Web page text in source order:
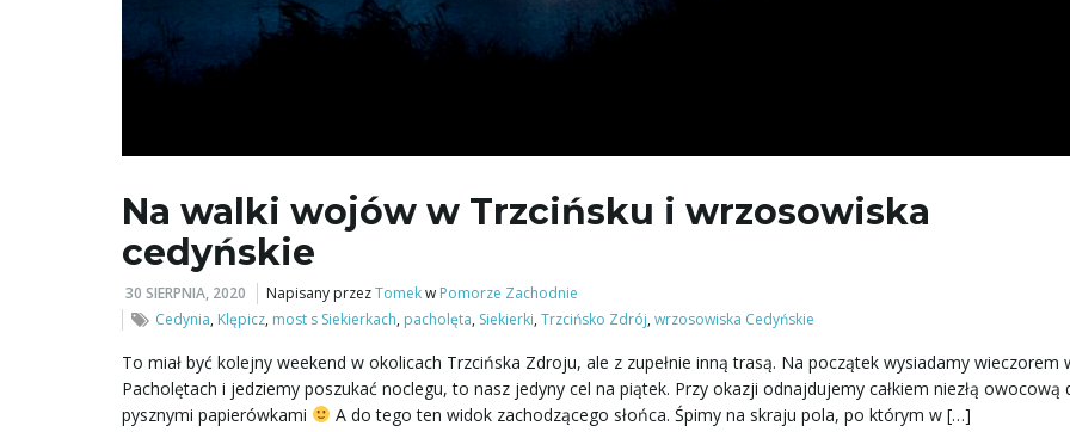
Na walki wojów w Trzcińsku i wrzosowiska
cedyńskie
30 SIERPNIA, 2020 Napisany przezTomekw Pomorze Zachodnie
Cedynia, Klępicz, most s Siekierkach, pacholęta, Siekierki,Trzcińsko Zdrój,wrzosowiska Cedyńskie
To miał być kolejny weekend w okolicach Trzcińska Zdroju, ale z zupełnie inną trasą. Na początek wysiadamy wieczorem
Pacholętach i jedziemy poszukać noclegu, to nasz jedyny cel na piątek. Przy okazji odnajdujemy całkiem niezłą owocową
pysznymi papierówkami
A do tego ten widok zachodzącego słońca. Śpimy na skraju pola, po którym w […]